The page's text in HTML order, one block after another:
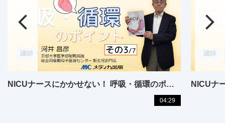
NICUナースにかかせない！ 呼吸・循環のポイント【11】
04:29